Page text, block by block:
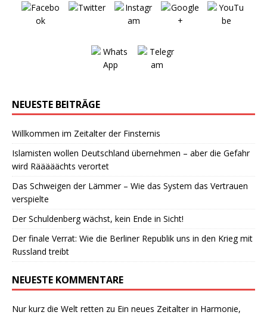
NEUESTE BEITRÄGE
Willkommen im Zeitalter der Finsternis
Islamisten wollen Deutschland übernehmen – aber die Gefahr
wird Rääääächts verortet
Das Schweigen der Lämmer – Wie das System das Vertrauen
verspielte
Der Schuldenberg wächst, kein Ende in Sicht!
Der finale Verrat: Wie die Berliner Republik uns in den Krieg mit
Russland treibt
NEUESTE KOMMENTARE
Nur kurz die Welt retten zu Ein neues Zeitalter in Harmonie,